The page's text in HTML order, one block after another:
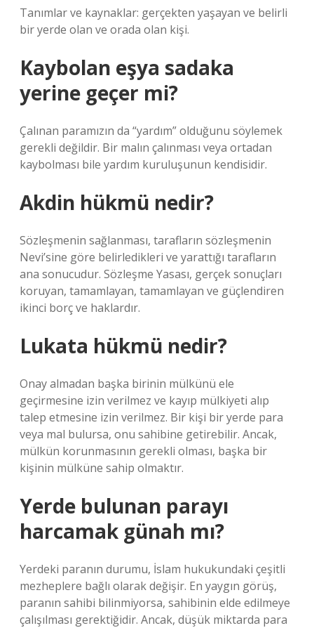
Tanımlar ve kaynaklar: gerçekten yaşayan ve belirli
bir yerde olan ve orada olan kişi.
Kaybolan eşya sadaka
yerine geçer mi?
Çalınan paramızın da “yardım” olduğunu söylemek
gerekli değildir. Bir malın çalınması veya ortadan
kaybolması bile yardım kuruluşunun kendisidir.
Akdin hükmü nedir?
Sözleşmenin sağlanması, tarafların sözleşmenin
Nevi’sine göre belirledikleri ve yarattığı tarafların
ana sonucudur. Sözleşme Yasası, gerçek sonuçları
koruyan, tamamlayan, tamamlayan ve güçlendiren
ikinci borç ve haklardır.
Lukata hükmü nedir?
Onay almadan başka birinin mülkünü ele
geçirmesine izin verilmez ve kayıp mülkiyeti alıp
talep etmesine izin verilmez. Bir kişi bir yerde para
veya mal bulursa, onu sahibine getirebilir. Ancak,
mülkün korunmasının gerekli olması, başka bir
kişinin mülküne sahip olmaktır.
Yerde bulunan parayı
harcamak günah mı?
Yerdeki paranın durumu, İslam hukukundaki çeşitli
mezheplere bağlı olarak değişir. En yaygın görüş,
paranın sahibi bilinmiyorsa, sahibinin elde edilmeye
çalışılması gerektiğidir. Ancak, düşük miktarda para